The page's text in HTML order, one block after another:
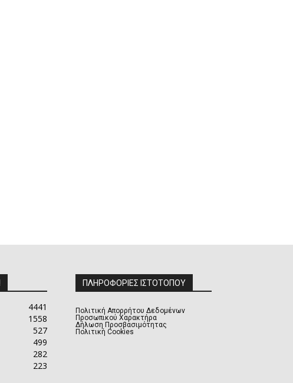
4441
1558
527
499
282
223
ΠΛΗΡΟΦΟΡΙΕΣ ΙΣΤΟΤΟΠΟΥ
Πολιτική Απορρήτου Δεδομένων
Προσωπικού Χαρακτήρα
Δήλωση Προσβασιμότητας
Πολιτική Cookies